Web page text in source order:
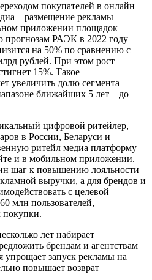
покупателей в онлайн
– размещение рекламы
приложении площадок
прогнозам РАЭК в 2022 году
на 50% по сравнению с
рублей. При этом рост
15%. Такое
увеличить долю сегмента
ближайших 5 лет – до
цифровой ритейлер,
в России, Беларуси и
ритейл медиа платформу
и в мобильном приложении.
шаг к повышению лояльности
выручки, а для брендов и
с целевой
млн пользователей,
покупки.
лет набирает
брендам и агентствам
упрощает запуск рекламы на
повышает возврат